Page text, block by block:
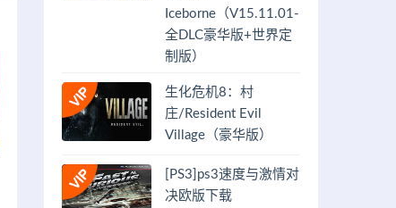
Iceborne（V15.11.01-
全DLC豪华版+世界定
制版）
生化危机8：村
庄/Resident Evil
Village（豪华版）
[PS3]ps3速度与激情对
决欧版下载